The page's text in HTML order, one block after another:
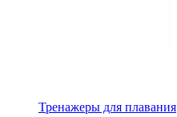
Тренажеры для плавания